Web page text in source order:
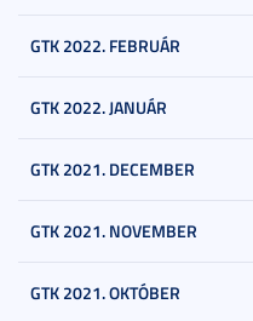
GTK 2022. FEBRUÁR
GTK 2022. JANUÁR
GTK 2021. DECEMBER
GTK 2021. NOVEMBER
GTK 2021. OKTÓBER